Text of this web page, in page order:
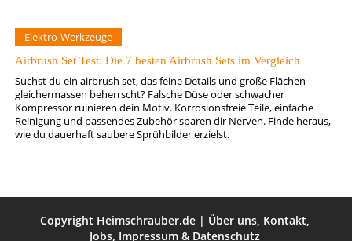
Elektro-Werkzeuge
Airbrush Set Test: Die 7 besten Airbrush Sets im Vergleich
Suchst du ein airbrush set, das feine Details und große Flächen
gleichermassen beherrscht? Falsche Düse oder schwacher
Kompressor ruinieren dein Motiv. Korrosionsfreie Teile, einfache
Reinigung und passendes Zubehör sparen dir Nerven. Finde heraus,
wie du dauerhaft saubere Sprühbilder erzielst.
Copyright Heimschrauber.de | Über uns, Kontakt,
Jobs, Impressum & Datenschutz